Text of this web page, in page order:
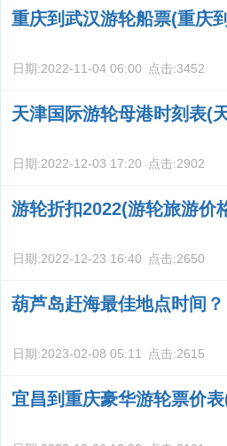
重庆到武汉游轮船票(重庆
日期:2022-11-04 06:00 点击:3452
天津国际游轮母港时刻表(
日期:2022-12-03 17:20 点击:2902
游轮折扣2022(游轮旅游价
日期:2022-12-23 16:40 点击:2650
葫芦岛赶海最佳地点时间？
日期:2023-02-08 05:11 点击:2615
宜昌到重庆豪华游轮票价